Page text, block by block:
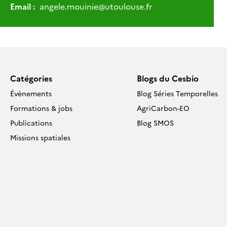
Email : angele.mouinie@utoulouse.fr
Catégories
Évènements
Formations & jobs
Publications
Missions spatiales
Blogs du Cesbio
Blog Séries Temporelles
AgriCarbon-EO
Blog SMOS